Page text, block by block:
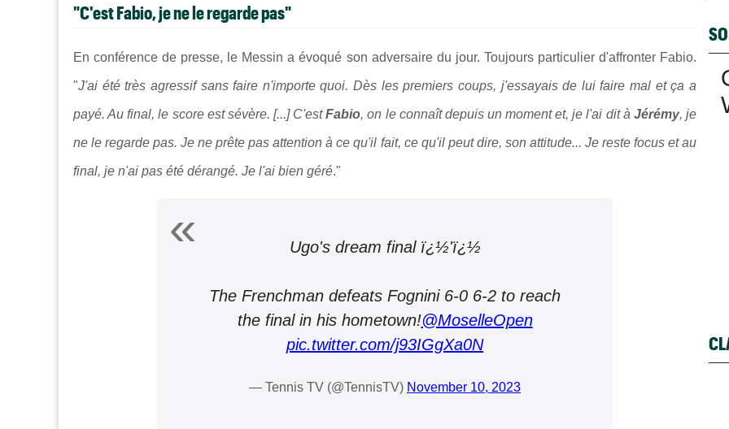
"C'est Fabio, je ne le regarde pas"
En conférence de presse, le Messin a évoqué son adversaire du jour. Toujours particulier d'affronter Fabio.
"J'ai été très agressif sans faire n'importe quoi. Dès les premiers coups, j'essayais de lui faire mal et ça a
payé. Au final, le score est sévère. [...] C'estFabio, on le connaît depuis un moment et, je l'ai dit à Jérémy, je
ne le regarde pas. Je ne prête pas attention à ce qu'il fait, ce qu'il peut dire, son attitude... Je reste focus et au
final, je n'ai pas été dérangé. Je l'ai bien géré."
Ugo's dream final ï¿½'ï¿½
The Frenchman defeats Fognini 6-0 6-2 to reach
the final in his hometown!@MoselleOpen
pic.twitter.com/j93IGgXa0N
— Tennis TV (@TennisTV) November 10, 2023